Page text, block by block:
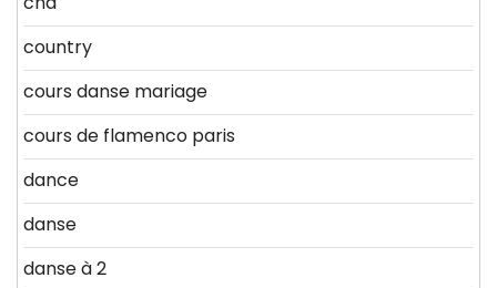
country
cours danse mariage
cours de flamenco paris
dance
danse
danse à 2